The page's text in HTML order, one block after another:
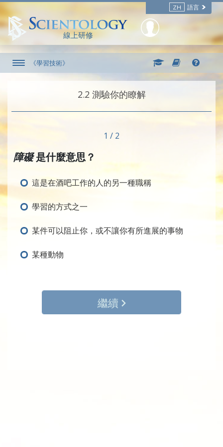
ZH 語言
線上研修
《學習技術》
2.‎2 測驗你的瞭解
1 / 2
障礙是什麼意思？
這是在酒吧工作的人的另一種職稱
學習的方式之一
某件可以阻止你，或不讓你有所進展的事物
某種動物
繼續